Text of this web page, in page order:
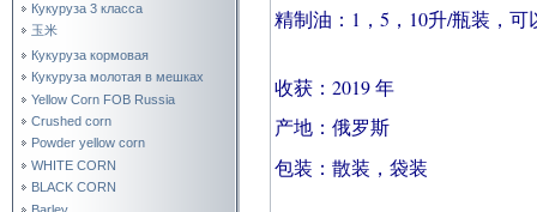
Кукуруза 3 класса
玉米
Кукуруза кормовая
Кукуруза молотая в мешках
Yellow Corn FOB Russia
Crushed corn
Powder yellow corn
WHITE CORN
BLACK CORN
Barley
精制油：1，5，10升/瓶装，可
收获：2019 年
产地：俄罗斯
包装：散装，袋装